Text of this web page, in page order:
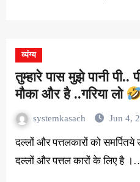
व्यंग्य
तुम्हारे पास मुझे पानी पी..
मौका और है ..गरिया लो
systemkasach Jun 4,
दल्लों और पत्तलकारों को समर्पितये उदाहरण आपके लिए नही बल्कि
दल्लों और पत्तल कारों के लिए है